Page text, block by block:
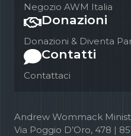
Negozio AWM Italia
Donazioni
Donazioni & Diventa
Contatti
Contattaci
Andrew Wommack
Via Poggio D’Oro, 478 |